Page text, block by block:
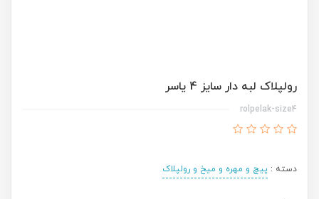
رولپلاک لبه دار سایز 4 یاسر
rolpelak-size4
دسته : پیچ و مهره و میخ و رولپلاک